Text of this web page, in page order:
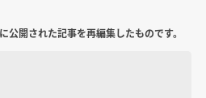
開された記事を再編集したものです。